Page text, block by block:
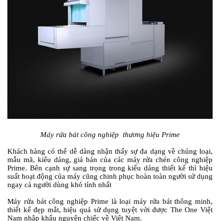
Máy rửa bát công nghiệp thương hiệu Prime
Khách hàng có thể dễ dàng nhận thấy sự đa dạng về chủng loại,
mẫu mã, kiểu dáng, giá bán của các máy rửa chén công nghiệp
Prime. Bên cạnh sự sang trọng trong kiểu dáng thiết kế thì hiệu
suất hoạt động của máy cũng chinh phục hoàn toàn người sử dụng
ngay cả người dùng khó tính nhất
Máy rửa bát công nghiệp Prime là loại máy rửa bát thông minh,
thiết kế đẹp mắt, hiệu quả sử dụng tuyệt vời được The One Việt
Nam nhập khẩu nguyên chiếc về Việt Nam.